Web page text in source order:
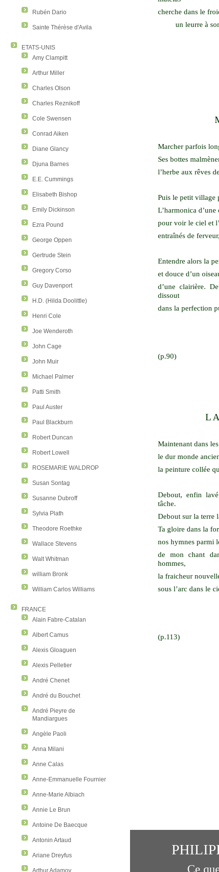
Rubén Dario
Sainte Thérèse d'Avila
ETATS-UNIS
Amy Clampitt
Arthur Miller
Charles Olson
Charles Reznikoff
Cole Swensen
Conrad Aiken
Diane Glancy
Djuna Barnes
E.E. Cummings
Elisabeth Bishop
Emily Dickinson
Ezra Pound
George Oppen
Gertrude Stein
Gregory Corso
Guy Davenport
H.D. (Hilda Doolittle)
Henri Cole
Joe Wenderoth
John Cage
John Muir
Michael Palmer
Patti Smith
Paul Auster
Paul Blackburn
Robert Duncan
Robert Lowell
ROSEMARIE WALDROP
Susan Sontag
Susanne Dubroff
Sylvia Plath
Theodore Roethke
Wallace Stevens
Walt Whitman
william Bronk
William Carlos Williams
FRANCE
Alain Fabre-Catalan
Albert Camus
Alexis Gloaguen
Alexis Pelletier
André Chenet
André du Bouchet
André Pieyre de
Mandiargues
Angèle Paoli
Anna Milani
Anne Calas
Anne-Emmanuelle Fournier
Anne-Marie Albiach
Annie Le Brun
Antoine De Baecque
Antonin Artaud
Ariane Dreyfus
Arthur Adamov
cherche dans le
un leurre à
Marcher parfois
Ses bottes
l’herbe aux rêves
Puis le petit village
L’harmonica
pour voir le ciel et
entraînés de
Entendre alors la
et douce d’un
d’une clairière.
dissout
dans la perfection
(p.90)
Maintenant dans
le dur monde
la peinture collée
Debout, enfin
tâche.
Debout sur la terre
Ta gloire dans la
nos hymnes parmi
de mon chant
hommes,
la fraicheur
sous l’arc dans le
(p.113)
Ce